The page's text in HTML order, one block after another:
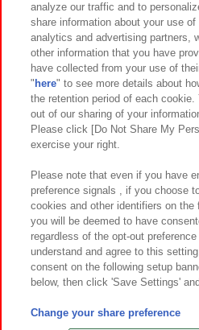
イベント・キャンペーン
関連会社 サステナビリテ
プライバシーポリシー ウェブア
お取引先さまとともに
カスタマーハラスメント対応方針
©Bandai Namco
©Bandai Namco
analyze our traffic and to
share information about your use
analytics and advertising partners,
other information that you have
have collected from your use of
" here" to see more details about
the retention period of each
out of our sharing of your
Please click [Do Not Share My
exercise your right.
Please note that even if you have
preference signals , if you choose
cookies and other identifiers on the
you will be deemed to have
regardless of the opt-out
understand and agree to this
consent on the following setup
below, then click 'Save Settings'
Change your share preference